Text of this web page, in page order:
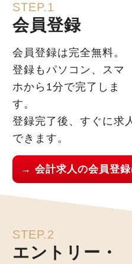
STEP.1
会員登録
会員登録は完全無料。
登録もパソコン、スマ
ホから1分で完了しま
す。
登録完了後、すぐに求
できます。
→ 会計求人の会員登録
STEP.2
エントリー・